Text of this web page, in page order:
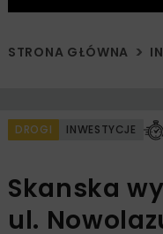
STRONA GŁÓWNA
DROGI INWESTYCJE
Skanska
ul.